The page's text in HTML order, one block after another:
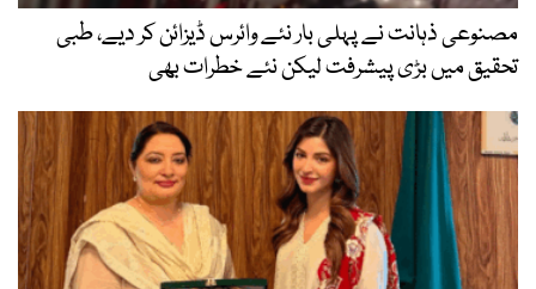
مصنوعی ذہانت نے پہلی بار نئے وائرس ڈیزائن کر دیے، طبی
تحقیق میں بڑی پیشرفت لیکن نئے خطرات بھی